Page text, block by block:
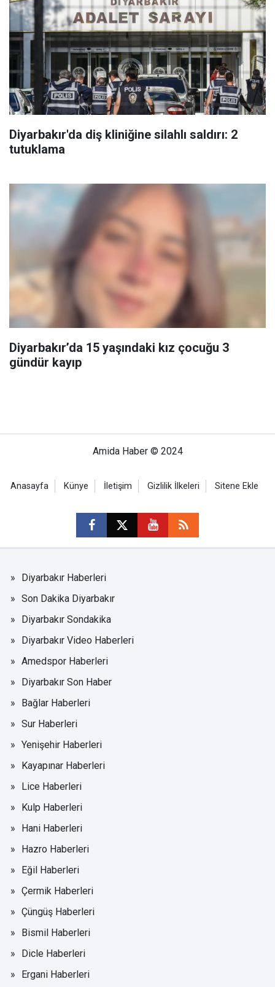
Diyarbakır'da diş kliniğine silahlı saldırı: 2
tutuklama
Diyarbakır’da 15 yaşındaki kız çocuğu 3
gündür kayıp
Amida Haber © 2024
Anasayfa Künye İletişim Gizlilik İlkeleri Sitene Ekle
Diyarbakır Haberleri
Son Dakika Diyarbakır
Diyarbakır Sondakika
Diyarbakır Video Haberleri
Amedspor Haberleri
Diyarbakır Son Haber
Bağlar Haberleri
Sur Haberleri
Yenişehir Haberleri
Kayapınar Haberleri
Lice Haberleri
Kulp Haberleri
Hani Haberleri
Hazro Haberleri
Eğil Haberleri
Çermik Haberleri
Çüngüş Haberleri
Bismil Haberleri
Dicle Haberleri
Ergani Haberleri